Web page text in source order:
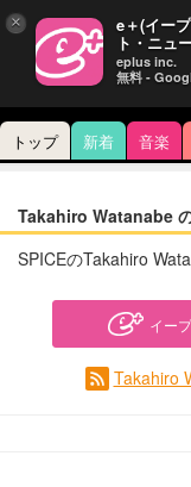
トップ 新着 音楽
Takahiro Watanabe
SPICEのTakahiro
イー
Takahiro
× e＋(イー
ト・ニュ
eplus inc.
無料 -